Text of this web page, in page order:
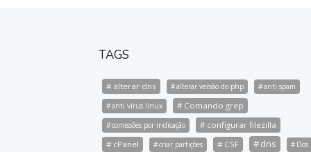
TAGS
alterar dns alterar versão do php
anti spam
anti vírus linux
Comando grep
comissões por indicação
configurar filezilla
cPanel
criar partições CSF dns Dos